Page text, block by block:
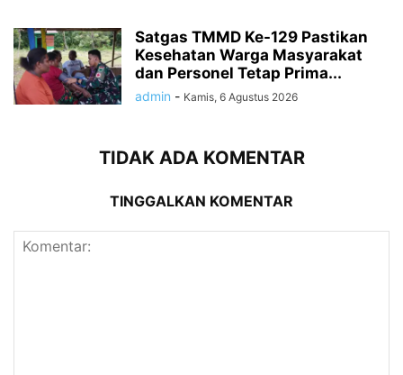
Satgas TMMD Ke-129 Pastikan
Kesehatan Warga Masyarakat
dan Personel Tetap Prima...
admin - Kamis, 6 Agustus 2026
TIDAK ADA KOMENTAR
TINGGALKAN KOMENTAR